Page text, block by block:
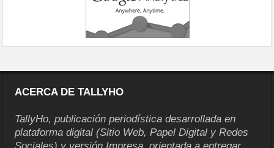
ACERCA DE TALLYHO
TallyHo, publicación periodística desarrollada en
plataforma digital (Sitio Web, Papel Digital y Redes